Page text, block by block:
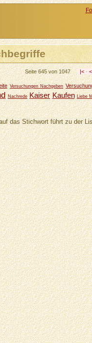
Seite 645 von 1047 |< ·<
Versuchungen Nachgeben
Nachrede Kaiser Kaufen Liebe
das Stichwort führt zu der